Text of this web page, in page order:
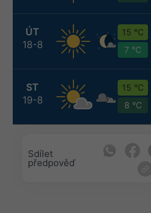
ÚT
18-8
15 °C
7 °C
ST
19-8
15 °C
8 °C
Sdílet
předpověď